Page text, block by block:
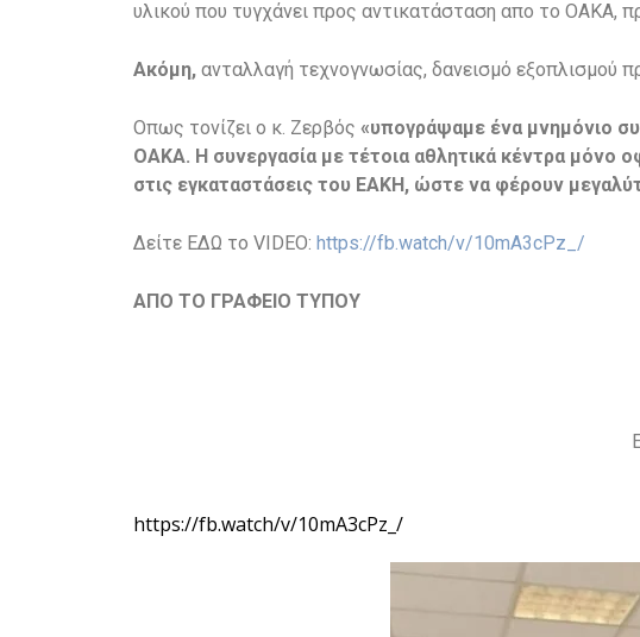
υλικού που τυγχάνει προς αντικατάσταση απο το ΟΑΚΑ,
Ακόμη, ανταλλαγή τεχνογνωσίας, δανεισμό εξοπλισμού
Οπως τονίζει ο κ. Ζερβός «υπογράψαμε ένα μνημόνιο
ΟΑΚΑ. Η συνεργασία με τέτοια αθλητικά κέντρα μόνο
στις εγκαταστάσεις του ΕΑΚΗ, ώστε να φέρουν
Δείτε ΕΔΩ το VIDEO: https://fb.watch/v/10mA3cPz_/
ΑΠΟ ΤΟ ΓΡΑΦΕΙΟ ΤΥΠΟΥ
https://fb.watch/v/10mA3cPz_/